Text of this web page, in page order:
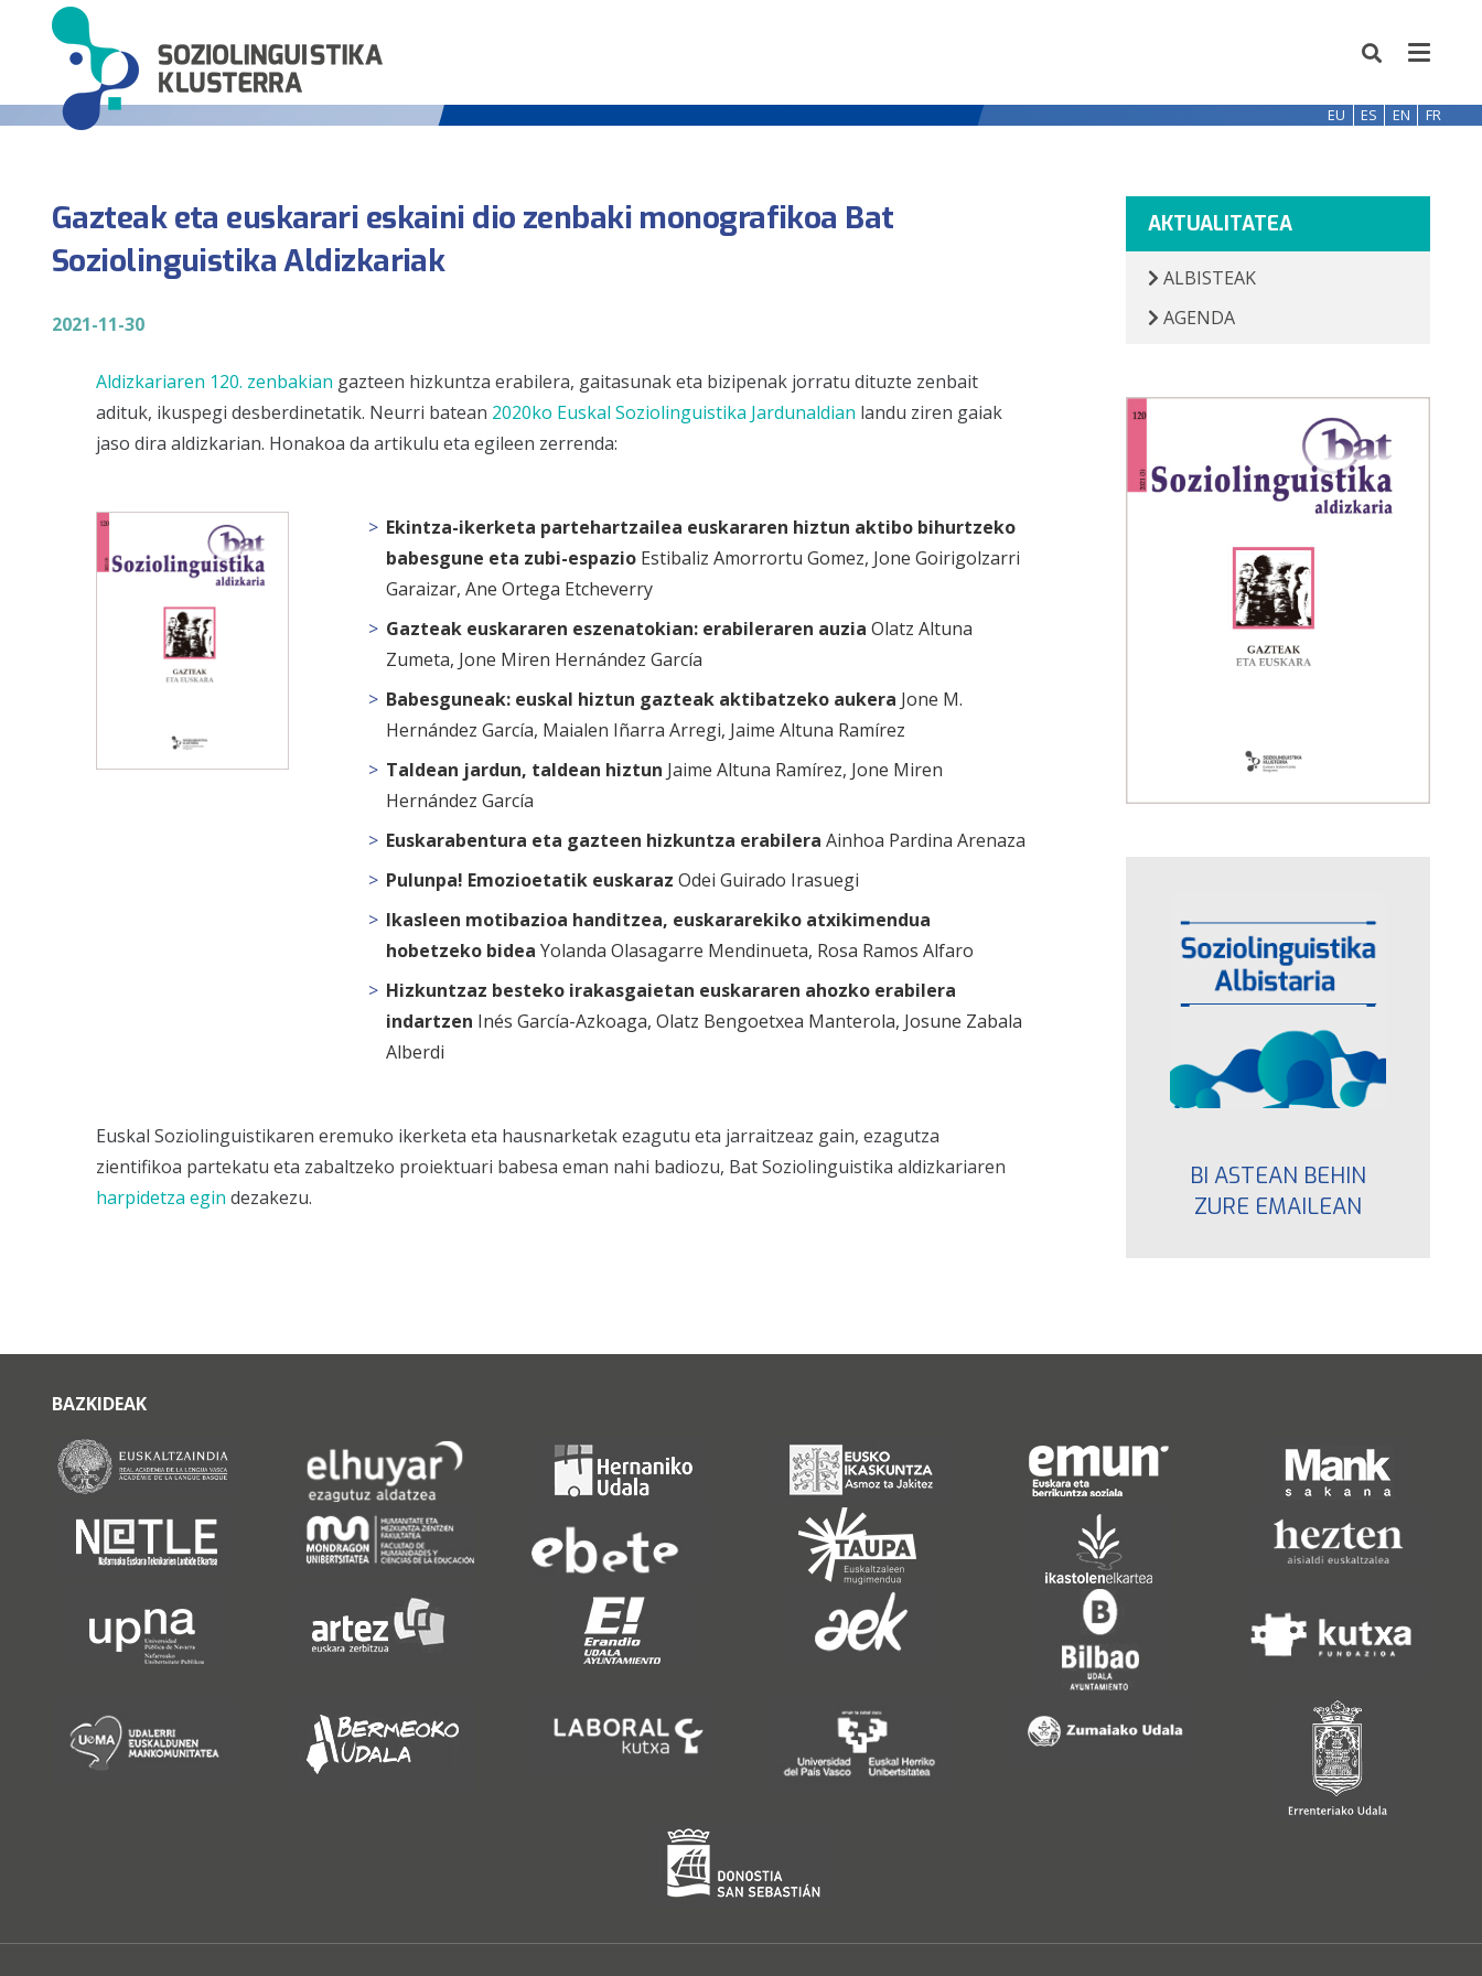
EU ES EN FR
Gazteak eta euskarari eskaini dio zenbaki monografikoa Bat
Soziolinguistika Aldizkariak
2021-11-30
Aldizkariaren 120. zenbakian gazteen hizkuntza erabilera, gaitasunak eta bizipenak jorratu dituzte zenbait
adituk, ikuspegi desberdinetatik. Neurri batean 2020ko Euskal Soziolinguistika Jardunaldian landu ziren gaiak
jaso dira aldizkarian. Honakoa da artikulu eta egileen zerrenda:
Ekintza-ikerketa partehartzailea euskararen hiztun aktibo bihurtzeko
babesgune eta zubi-espazio Estibaliz Amorrortu Gomez, Jone Goirigolzarri
Garaizar, Ane Ortega Etcheverry
Gazteak euskararen eszenatokian: erabileraren auziaOlatz Altuna
Zumeta, Jone Miren Hernández García
Babesguneak: euskal hiztun gazteak aktibatzeko aukera Jone M.
Hernández García, Maialen Iñarra Arregi, Jaime Altuna Ramírez
Taldean jardun, taldean hiztun Jaime Altuna Ramírez, Jone Miren
Hernández García
Euskarabentura eta gazteen hizkuntza erabileraAinhoa Pardina Arenaza
Pulunpa! Emozioetatik euskarazOdei Guirado Irasuegi
Ikasleen motibazioa handitzea, euskararekiko atxikimendua
hobetzeko bideaYolanda Olasagarre Mendinueta, Rosa Ramos Alfaro
Hizkuntzaz besteko irakasgaietan euskararen ahozko erabilera
indartzen Inés García-Azkoaga, Olatz Bengoetxea Manterola, Josune Zabala
Alberdi
Euskal Soziolinguistikaren eremuko ikerketa eta hausnarketak ezagutu eta jarraitzeaz gain, ezagutza
zientifikoa partekatu eta zabaltzeko proiektuari babesa eman nahi badiozu, Bat Soziolinguistika aldizkariaren
harpidetza egin dezakezu.
AKTUALITATEA
ALBISTEAK
AGENDA
BI ASTEAN BEHIN
ZURE EMAILEAN
BAZKIDEAK